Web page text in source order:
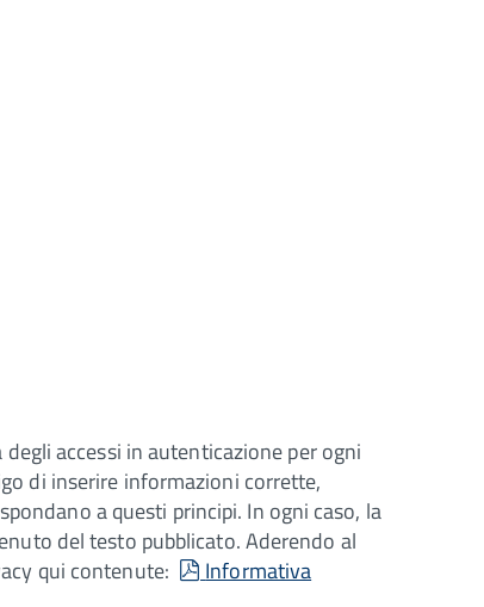
accessi in autenticazione per ogni
di inserire informazioni corrette,
a questi principi. In ogni caso, la
del testo pubblicato. Aderendo al
qui contenute:
pdf
Informativa